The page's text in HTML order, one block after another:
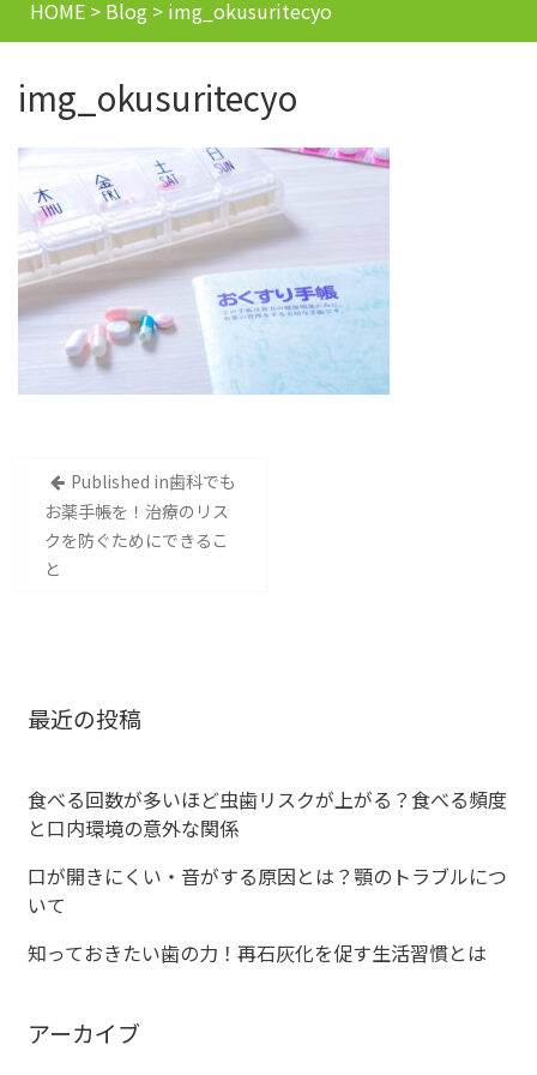
HOME > Blog > img_okusuritecyo
img_okusuritecyo
ー
シ
ョ
ン
Published in歯科でも
お薬手帳を！治療のリス
クを防ぐためにできるこ
と
最近の投稿
食べる回数が多いほど虫歯リスクが上がる？食べる頻度
と口内環境の意外な関係
口が開きにくい・音がする原因とは？顎のトラブルにつ
いて
知っておきたい歯の力！再石灰化を促す生活習慣とは
アーカイブ